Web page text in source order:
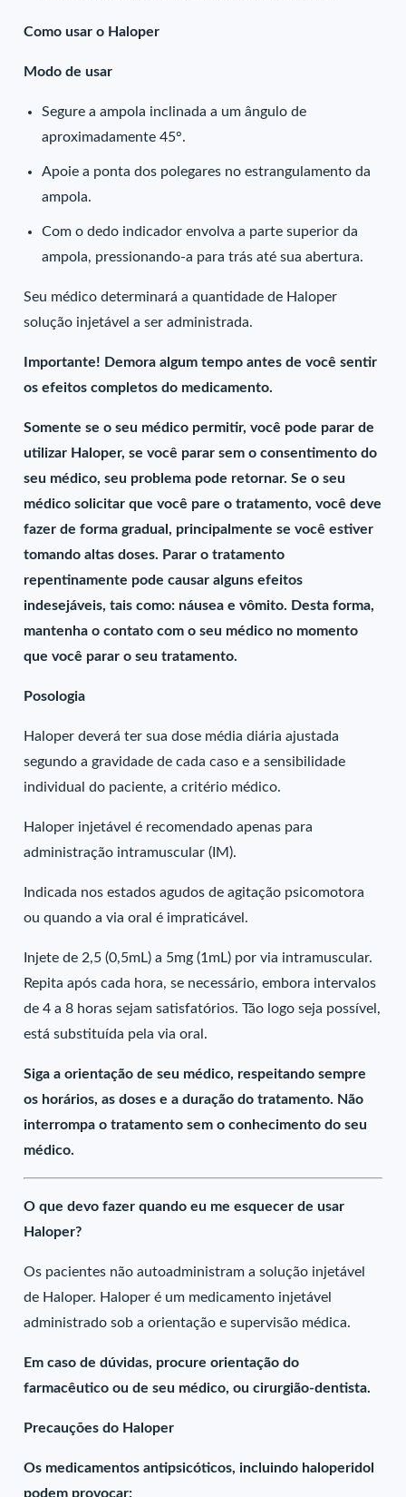
Como usar o Haloper
Modo de usar
Segure a ampola inclinada a um ângulo de
aproximadamente 45°.
Apoie a ponta dos polegares no estrangulamento da
ampola.
Com o dedo indicador envolva a parte superior da
ampola, pressionando-a para trás até sua abertura.
Seu médico determinará a quantidade de Haloper
solução injetável a ser administrada.
Importante! Demora algum tempo antes de você sentir
os efeitos completos do medicamento.
Somente se o seu médico permitir, você pode parar de
utilizar Haloper, se você parar sem o consentimento do
seu médico, seu problema pode retornar. Se o seu
médico solicitar que você pare o tratamento, você deve
fazer de forma gradual, principalmente se você estiver
tomando altas doses. Parar o tratamento
repentinamente pode causar alguns efeitos
indesejáveis, tais como: náusea e vômito. Desta forma,
mantenha o contato com o seu médico no momento
que você parar o seu tratamento.
Posologia
Haloper deverá ter sua dose média diária ajustada
segundo a gravidade de cada caso e a sensibilidade
individual do paciente, a critério médico.
Haloper injetável é recomendado apenas para
administração intramuscular (IM).
Indicada nos estados agudos de agitação psicomotora
ou quando a via oral é impraticável.
Injete de 2,5 (0,5mL) a 5mg (1mL) por via intramuscular.
Repita após cada hora, se necessário, embora intervalos
de 4 a 8 horas sejam satisfatórios. Tão logo seja possível,
está substituída pela via oral.
Siga a orientação de seu médico, respeitando sempre
os horários, as doses e a duração do tratamento. Não
interrompa o tratamento sem o conhecimento do seu
médico.
O que devo fazer quando eu me esquecer de usar
Haloper?
Os pacientes não autoadministram a solução injetável
de Haloper. Haloper é um medicamento injetável
administrado sob a orientação e supervisão médica.
Em caso de dúvidas, procure orientação do
farmacêutico ou de seu médico, ou cirurgião-dentista.
Precauções do Haloper
Os medicamentos antipsicóticos, incluindo haloperidol
podem provocar: